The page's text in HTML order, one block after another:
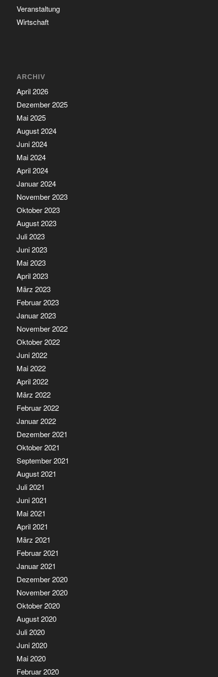
Veranstaltung
Wirtschaft
ARCHIV
April 2026
Dezember 2025
Mai 2025
August 2024
Juni 2024
Mai 2024
April 2024
Januar 2024
November 2023
Oktober 2023
August 2023
Juli 2023
Juni 2023
Mai 2023
April 2023
März 2023
Februar 2023
Januar 2023
November 2022
Oktober 2022
Juni 2022
Mai 2022
April 2022
März 2022
Februar 2022
Januar 2022
Dezember 2021
Oktober 2021
September 2021
August 2021
Juli 2021
Juni 2021
Mai 2021
April 2021
März 2021
Februar 2021
Januar 2021
Dezember 2020
November 2020
Oktober 2020
August 2020
Juli 2020
Juni 2020
Mai 2020
Februar 2020